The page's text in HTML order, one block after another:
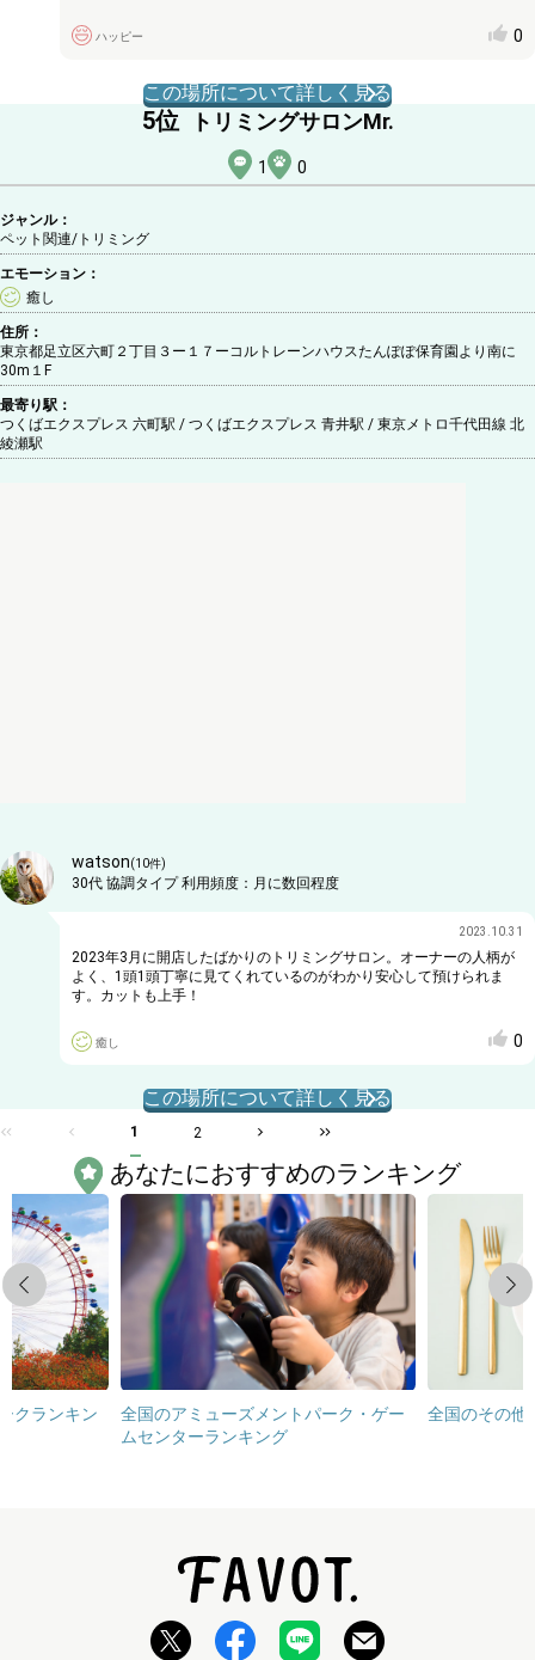
ハッピー 0
この場所について詳しく見る
5位 トリミングサロンMr.
1 0
ジャンル：
ペット関連/トリミング
エモーション：
癒し
住所：
東京都足立区六町２丁目３ー１７ーコルトレーンハウスたんぽぽ保育園より南に
30m１F
最寄り駅：
つくばエクスプレス 六町駅 / つくばエクスプレス 青井駅 / 東京メトロ千代田線 北
綾瀬駅
watson(10件)
30代 協調タイプ利用頻度： 月に数回程度
2023.10.31
2023年3月に開店したばかりのトリミングサロン。オーナーの人柄が
よく、1頭1頭丁寧に見てくれているのがわかり安心して預けられま
す。カットも上手！
癒し 0
この場所について詳しく見る
1 2
あなたにおすすめのランキング
Previous
クランキン
全国のアミューズメントパーク・ゲー
ムセンターランキング
全国のその他